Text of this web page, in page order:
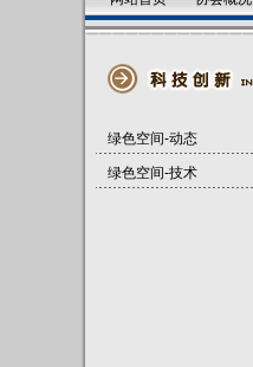
绿色空间-动态
绿色空间-技术